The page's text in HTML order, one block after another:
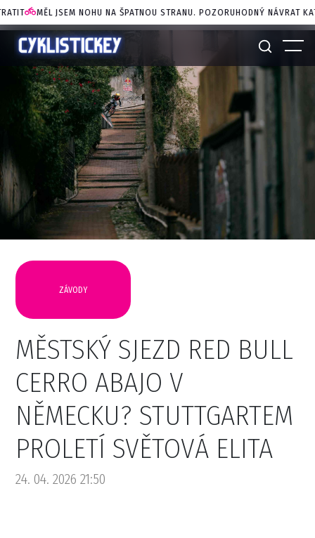
JSEM NOHU NA ŠPATNOU STRANU. POZORUHODNÝ NÁVRAT KATIE
ZÁVODY
MĚSTSKÝ SJEZD RED BULL
CERRO ABAJO V
NĚMECKU? STUTTGARTEM
PROLETÍ SVĚTOVÁ ELITA
24. 04. 2026 21:50